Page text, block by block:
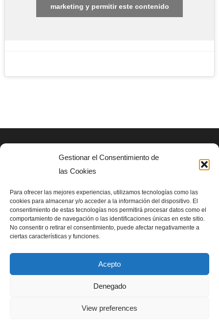
Gestionar el Consentimiento de
las Cookies
Para ofrecer las mejores experiencias, utilizamos tecnologías como las
cookies para almacenar y/o acceder a la información del dispositivo. El
consentimiento de estas tecnologías nos permitirá procesar datos como el
comportamiento de navegación o las identificaciones únicas en este sitio.
No consentir o retirar el consentimiento, puede afectar negativamente a
ciertas características y funciones.
Acepto
Denegado
View preferences
marketing y permitir este contenido
AVISO LEGAL
SIGUENOS EN